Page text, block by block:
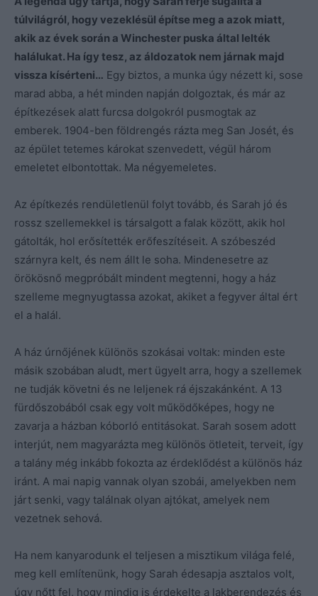
túlvilágról, hogy vezeklésül építse meg a azok miatt,
akik az évek során a Winchester puska által lelték
halálukat. Ha így tesz, az áldozatok nem járnak majd
vissza kísérteni… Egy biztos, a munka úgy nézett ki, sose
marad abba, a hét minden napján dolgoztak, és már az
építkezések alatt furcsa dolgokról pusmogtak az
emberek. 1904-ben földrengés rázta meg San Josét, és
az épület tetemes károkat szenvedett, végül három
emeletet elbontottak. Ma négyemeletes.
Az építkezés rendületlenül folyt tovább, és Sarah jó és
rossz szellemekkel is társalgott a falak között, akik hol
gátolták, hol erősítették erőfeszítéseit. A szóbeszéd
szárnyra kelt, és nem állt le soha. Mindenesetre az
örökösnő megpróbált mindent megtenni, hogy a ház
szelleme megnyugtassa azokat, akiket a fegyver által ért
el a halál.
A ház úrnőjének különös szokásai voltak: minden este
másik szobában aludt, mert ügyelt arra, hogy a szellemek
ne tudják követni és ne leljenek rá éjszakánként. A 13
fürdőszobából csak egy volt működőképes, hogy ne
zavarja a házban kóborló entitásokat. Sarah sosem adott
interjút, nem magyarázta meg különös ötleteit, terveit, így
a talány még inkább fokozta az érdeklődést a különös ház
iránt. A mai napig vannak olyan szobái, amelyekben nem
járt senki, vagy találnak olyan ajtókat, amelyek nem
vezetnek sehová.
Ha nem kanyarodunk el teljesen a misztikum világa felé,
meg kell említenünk, hogy Sarah édesapja asztalos volt,
úgy nőtt fel, hogy mindig is érdekelte a lakberendezés és